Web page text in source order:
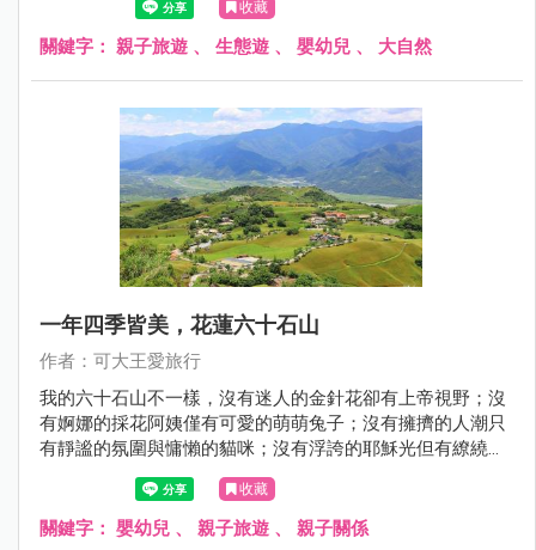
收藏
關鍵字： 親子旅遊 、 生態遊 、 嬰幼兒 、 大自然
一年四季皆美，花蓮六十石山
作者：可大王愛旅行
我的六十石山不一樣，沒有迷人的金針花卻有上帝視野；沒
有婀娜的採花阿姨僅有可愛的萌萌兔子；沒有擁擠的人潮只
有靜謐的氛圍與慵懶的貓咪；沒有浮誇的耶穌光但有繚繞山
嵐將我的心繫在這塊美麗的土地。原來，六十石山一年四季
皆美，讓人驚豔。
收藏
關鍵字： 嬰幼兒 、 親子旅遊 、 親子關係